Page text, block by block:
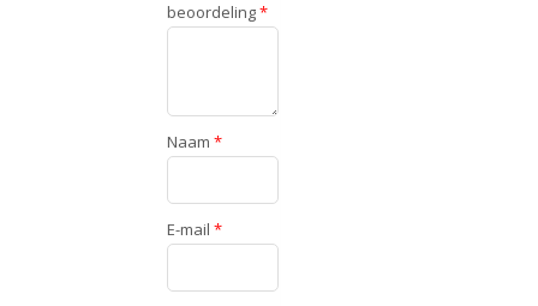
beoordeling*
Naam *
E-mail *